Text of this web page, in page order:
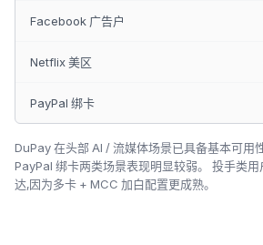
Facebook 广告户
Netflix 美区
PayPal 绑卡
DuPay 在头部 AI / 流媒体场景已具备基本可用
PayPal 绑卡两类场景表现明显较弱。 投手类
达,因为多卡 + MCC 加白配置更成熟。